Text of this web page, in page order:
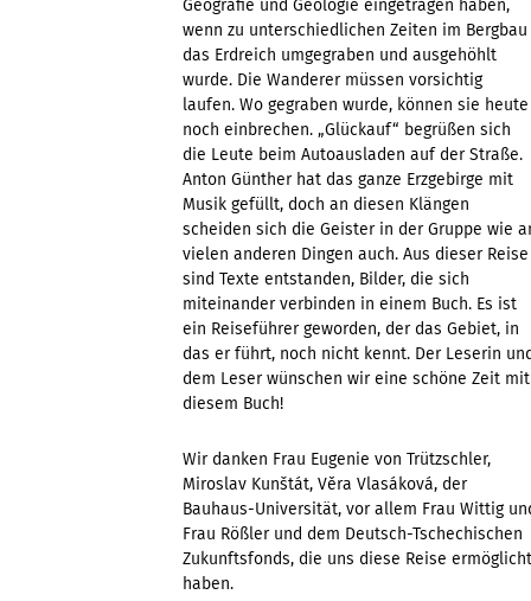
Geografie und Geologie eingetragen haben,
wenn zu unterschiedlichen Zeiten im Bergbau
das Erdreich umgegraben und ausgehöhlt
wurde. Die Wanderer müssen vorsichtig
laufen. Wo gegraben wurde, können sie heute
noch einbrechen. „Glückauf“ begrüßen sich
die Leute beim Autoausladen auf der Straße.
Anton Günther hat das ganze Erzgebirge mit
Musik gefüllt, doch an diesen Klängen
scheiden sich die Geister in der Gruppe wie
vielen anderen Dingen auch. Aus dieser Reise
sind Texte entstanden, Bilder, die sich
miteinander verbinden in einem Buch. Es ist
ein Reiseführer geworden, der das Gebiet, in
das er führt, noch nicht kennt. Der Leserin
dem Leser wünschen wir eine schöne Zeit mit
diesem Buch!
Wir danken Frau Eugenie von Trützschler,
Miroslav Kunštát, Věra Vlasáková, der
Bauhaus-Universität, vor allem Frau Wittig
Frau Rößler und dem Deutsch-Tschechischen
Zukunftsfonds, die uns diese Reise ermöglicht
haben.